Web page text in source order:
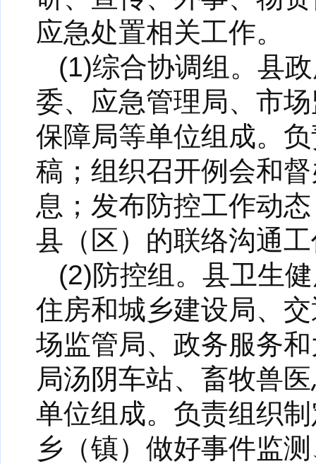
应急处置相关工作。
(1)综合协调组。县
委、应急管理局、市
保障局等单位组成。
稿；组织召开例会和
息；发布防控工作动
县（区）的联络沟通
(2)防控组。县卫生
住房和城乡建设局、
场监管局、政务服务
局汤阴车站、畜牧兽
单位组成。负责组织
乡（镇）做好事件监